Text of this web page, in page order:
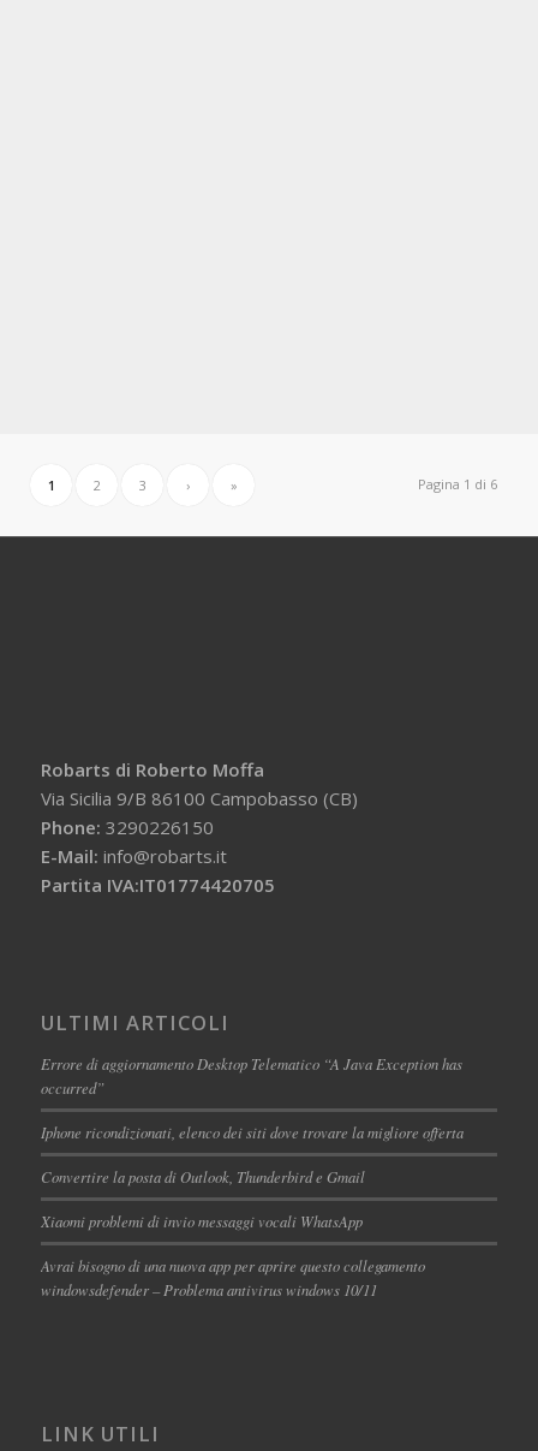
Pagina 1 di 6
1 2 3 › »
Robarts di Roberto Moffa
Via Sicilia 9/B 86100 Campobasso (CB)
Phone: 3290226150
E-Mail: info@robarts.it
Partita IVA:IT01774420705
ULTIMI ARTICOLI
Errore di aggiornamento Desktop Telematico “A Java Exception has
occurred”
Iphone ricondizionati, elenco dei siti dove trovare la migliore offerta
Convertire la posta di Outlook, Thunderbird e Gmail
Xiaomi problemi di invio messaggi vocali WhatsApp
Avrai bisogno di una nuova app per aprire questo collegamento
windowsdefender – Problema antivirus windows 10/11
LINK UTILI